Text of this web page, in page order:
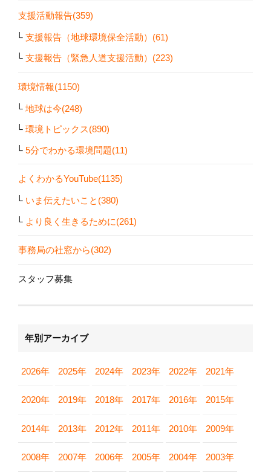
支援活動報告(359)
支援報告（地球環境保全活動）(61)
支援報告（緊急人道支援活動）(223)
環境情報(1150)
地球は今(248)
環境トピックス(890)
5分でわかる環境問題(11)
よくわかるYouTube(1135)
いま伝えたいこと(380)
より良く生きるために(261)
事務局の社窓から(302)
スタッフ募集
年別アーカイブ
2026年 2025年 2024年 2023年 2022年 2021年
2020年 2019年 2018年 2017年 2016年 2015年
2014年 2013年 2012年 2011年 2010年 2009年
2008年 2007年 2006年 2005年 2004年 2003年